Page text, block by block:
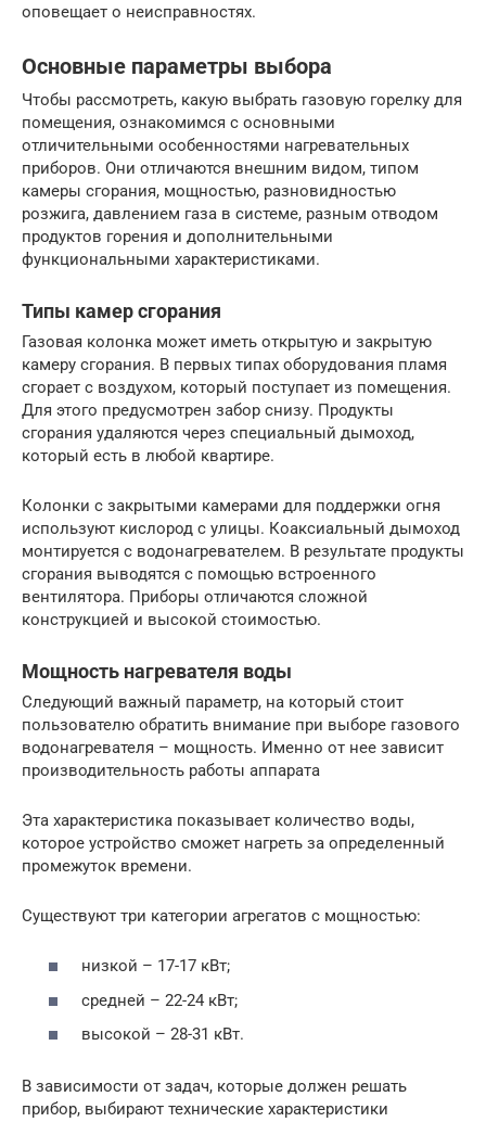
оповещает о неисправностях.
Основные параметры выбора
Чтобы рассмотреть, какую выбрать газовую горелку для
помещения, ознакомимся с основными
отличительными особенностями нагревательных
приборов. Они отличаются внешним видом, типом
камеры сгорания, мощностью, разновидностью
розжига, давлением газа в системе, разным отводом
продуктов горения и дополнительными
функциональными характеристиками.
Типы камер сгорания
Газовая колонка может иметь открытую и закрытую
камеру сгорания. В первых типах оборудования пламя
сгорает с воздухом, который поступает из помещения.
Для этого предусмотрен забор снизу. Продукты
сгорания удаляются через специальный дымоход,
который есть в любой квартире.
Колонки с закрытыми камерами для поддержки огня
используют кислород с улицы. Коаксиальный дымоход
монтируется с водонагревателем. В результате продукты
сгорания выводятся с помощью встроенного
вентилятора. Приборы отличаются сложной
конструкцией и высокой стоимостью.
Мощность нагревателя воды
Следующий важный параметр, на который стоит
пользователю обратить внимание при выборе газового
водонагревателя – мощность. Именно от нее зависит
производительность работы аппарата
Эта характеристика показывает количество воды,
которое устройство сможет нагреть за определенный
промежуток времени.
Существуют три категории агрегатов с мощностью:
низкой – 17-17 кВт;
средней – 22-24 кВт;
высокой – 28-31 кВт.
В зависимости от задач, которые должен решать
прибор, выбирают технические характеристики